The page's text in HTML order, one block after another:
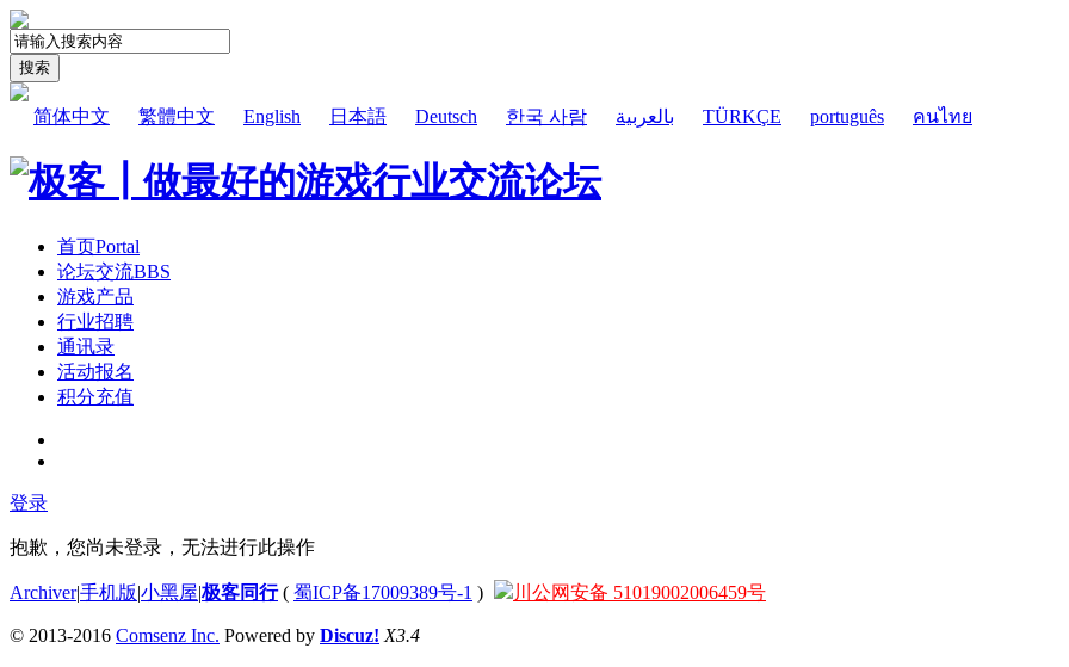
搜索
简体中文 繁體中文 English 日本語 Deutsch 한국 사람 بالعربية TÜRKÇE português คนไทย
首页Portal
论坛交流BBS
游戏产品
行业招聘
通讯录
活动报名
积分充值
登录
抱歉，您尚未登录，无法进行此操作
Archiver|手机版|小黑屋|极客同行( 蜀ICP备17009389号-1 ) 川公网安备 51019002006459号
© 2013-2016 Comsenz Inc. Powered by Discuz! X3.4